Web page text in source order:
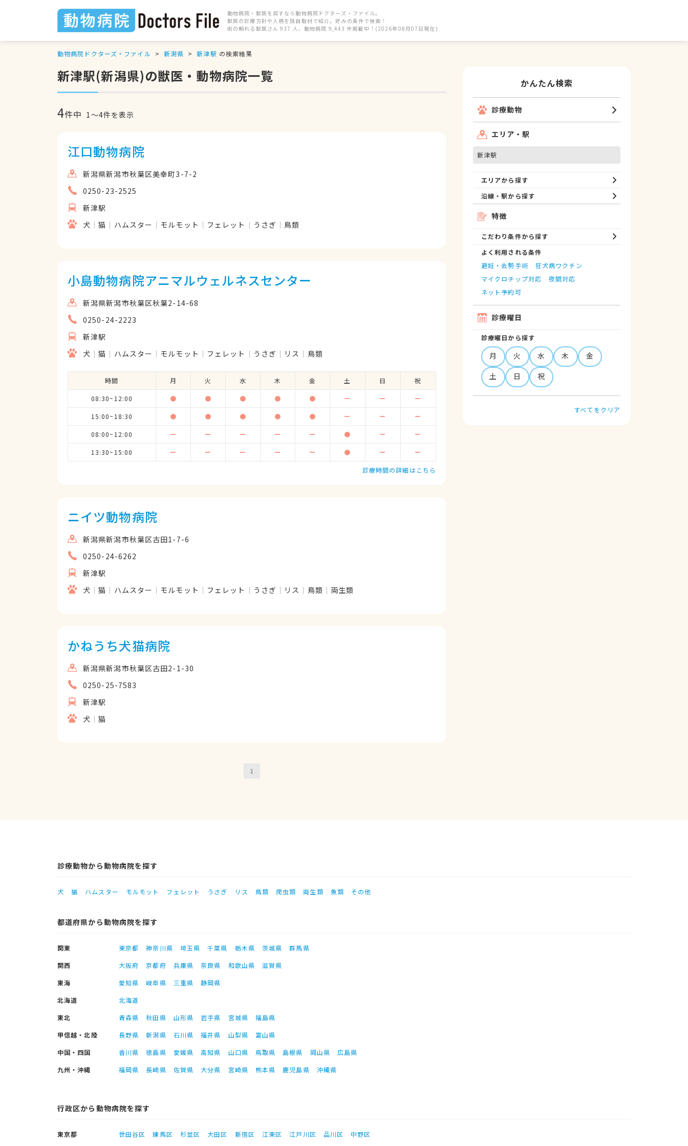
動物病院・獣医を探すなら動物病院ドクターズ・ファイル。
獣医の診療方針や人柄を独自取材で紹介。好みの条件で検索！
街の頼れる獣医さん 937 人、動物病院 9,443 件掲載中！(2026年08月07日現在)
動物病院ドクターズ・ファイル 新潟県 新津駅 の検索結果
新津駅(新潟県)の獣医・動物病院一覧
4件中 1〜4件を表示
江口動物病院
新潟県新潟市秋葉区美幸町3-7-2
0250-23-2525
新津駅
犬
猫 ハムスター モルモット フェレット うさぎ 鳥類
小島動物病院アニマルウェルネスセンター
新潟県新潟市秋葉区秋葉2-14-68
0250-24-2223
新津駅
犬
猫 ハムスター モルモット フェレット うさぎ リス 鳥類
時間 月 火 水 木 金 土 日 祝
08:30~12:00 ● ● ● ● ● ー ー ー
15:00~18:30 ● ● ● ● ● ー ー ー
08:00~12:00 ー ー ー ー ー ● ー ー
13:30~15:00 ー ー ー ー ー ● ー ー
診療時間の詳細はこちら
ニイツ動物病院
新潟県新潟市秋葉区古田1-7-6
0250-24-6262
新津駅
犬
猫 ハムスター モルモット フェレット うさぎ リス 鳥類 両生類
かねうち犬猫病院
新潟県新潟市秋葉区古田2-1-30
0250-25-7583
新津駅
犬
猫
1
かんたん検索
診療動物
エリア・駅
新津駅
エリアから探す
沿線・駅から探す
特徴
こだわり条件から探す
よく利用される条件
避妊・去勢手術
狂犬病ワクチン
マイクロチップ対応
夜間対応
ネット予約可
診療曜日
診療曜日から探す
月 火 水 木
金
土
日 祝
すべてをクリア
診療動物から動物病院を探す
犬 猫 ハムスター モルモット フェレット うさぎ リス 鳥類 爬虫類 両生類 魚類 その他
都道府県から動物病院を探す
関東 東京都 神奈川県 埼玉県 千葉県 栃木県 茨城県
群馬県
関西
大阪府 京都府 兵庫県 奈良県 和歌山県
滋賀県
東海
愛知県 岐阜県 三重県
静岡県
北海道
北海道
東北
青森県 秋田県 山形県 岩手県 宮城県
福島県
甲信越・北陸
長野県 新潟県 石川県 福井県 山梨県
富山県
中国・四国
香川県 徳島県 愛媛県 高知県 山口県 鳥取県 島根県 岡山県
広島県
九州・沖縄
福岡県 長崎県 佐賀県 大分県 宮崎県 熊本県 鹿児島県 沖縄県
行政区から動物病院を探す
東京都 世田谷区 練馬区 杉並区 大田区 新宿区 江東区 江戸川区 品川区 中野区